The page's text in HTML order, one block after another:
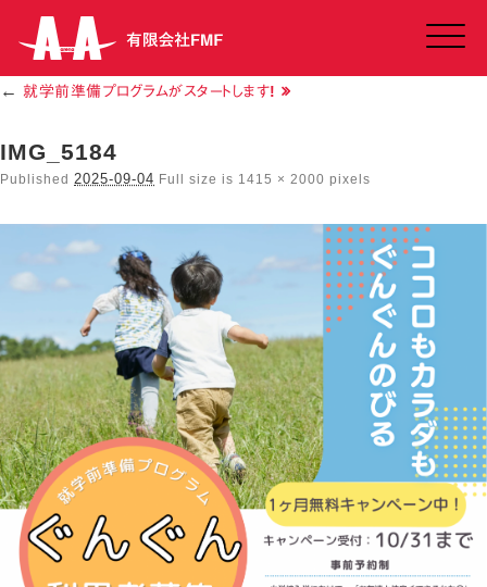
Click
← 就学前準備プログラムがスタートします!
IMG_5184
Published 2025-09-04 Full size is 1415 × 2000 pixels